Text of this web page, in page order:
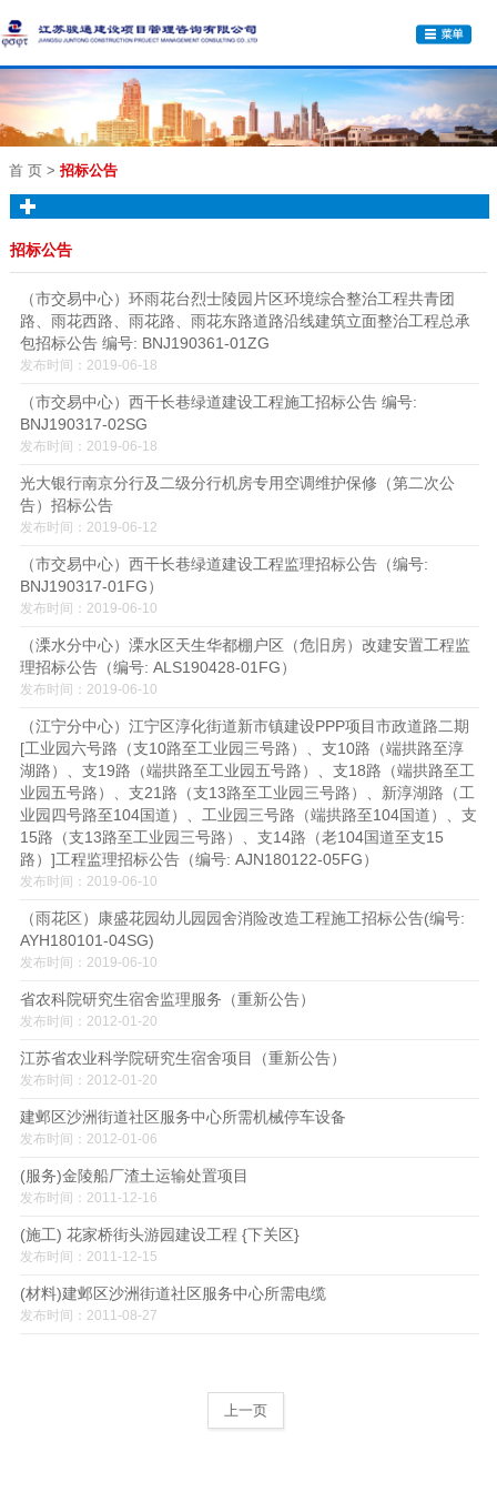
首 页 > 招标公告
招标公告
（市交易中心）环雨花台烈士陵园片区环境综合整治工程共青团
路、雨花西路、雨花路、雨花东路道路沿线建筑立面整治工程总承
包招标公告 编号: BNJ190361-01ZG
发布时间：2019-06-18
（市交易中心）西干长巷绿道建设工程施工招标公告 编号:
BNJ190317-02SG
发布时间：2019-06-18
光大银行南京分行及二级分行机房专用空调维护保修（第二次公
告）招标公告
发布时间：2019-06-12
（市交易中心）西干长巷绿道建设工程监理招标公告（编号:
BNJ190317-01FG）
发布时间：2019-06-10
（溧水分中心）溧水区天生华都棚户区（危旧房）改建安置工程监
理招标公告（编号: ALS190428-01FG）
发布时间：2019-06-10
（江宁分中心）江宁区淳化街道新市镇建设PPP项目市政道路二期
[工业园六号路（支10路至工业园三号路）、支10路（端拱路至淳
湖路）、支19路（端拱路至工业园五号路）、支18路（端拱路至工
业园五号路）、支21路（支13路至工业园三号路）、新淳湖路（工
业园四号路至104国道）、工业园三号路（端拱路至104国道）、支
15路（支13路至工业园三号路）、支14路（老104国道至支15
路）]工程监理招标公告（编号: AJN180122-05FG）
发布时间：2019-06-10
（雨花区）康盛花园幼儿园园舍消险改造工程施工招标公告(编号:
AYH180101-04SG)
发布时间：2019-06-10
省农科院研究生宿舍监理服务（重新公告）
发布时间：2012-01-20
江苏省农业科学院研究生宿舍项目（重新公告）
发布时间：2012-01-20
建邺区沙洲街道社区服务中心所需机械停车设备
发布时间：2012-01-06
(服务)金陵船厂渣土运输处置项目
发布时间：2011-12-16
(施工) 花家桥街头游园建设工程 {下关区}
发布时间：2011-12-15
(材料)建邺区沙洲街道社区服务中心所需电缆
发布时间：2011-08-27
上一页